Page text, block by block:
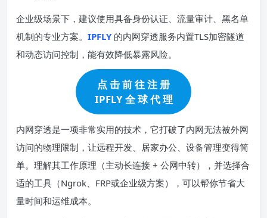
企业级场景下，建议使用具备身份认证、流量审计、黑名单
机制的专业方案。 IPFLY的内网穿透服务内置TLS加密隧道
和动态访问控制，能有效降低暴露风险。
点 击 前 往 注 册
IPFLY 全 球 代 理
内网穿透是一项非常实用的技术，它打破了内网无法被外网
访问的物理限制，让远程开发、居家办公、设备管理变得简
单。理解其工作原理（主动长连接 + 公网中转），并选择合
适的工具（Ngrok、FRP或企业级方案），可以帮你节省大
量时间和运维成本。